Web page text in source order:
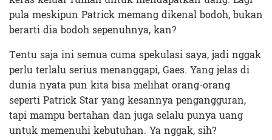
pula meskipun Patrick memang dikenal bodoh, bukan
berarti dia bodoh sepenuhnya, kan?
Tentu saja ini semua cuma spekulasi saya, jadi nggak
perlu terlalu serius menanggapi, Gaes. Yang jelas di
dunia nyata pun kita bisa melihat orang-orang
seperti Patrick Star yang kesannya pengangguran,
tapi mampu bertahan dan juga selalu punya uang
untuk memenuhi kebutuhan. Ya nggak, sih?